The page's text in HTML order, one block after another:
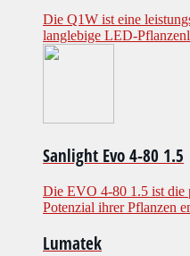
Die Q1W ist eine
langlebige LED-
Sanlight Evo 4-80 1.5
Die EVO 4-80 1.5 ist die
Potenzial ihrer Pflanzen
Lumatek